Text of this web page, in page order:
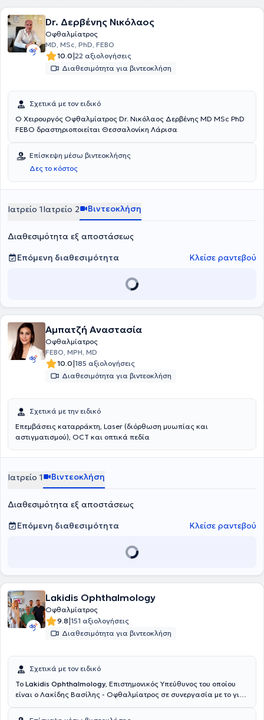
Dr. Δερβένης Νικόλαος
Οφθαλμίατρος
MD, MSc, PhD, FEBO
10.0|22 αξιολογήσεις
Διαθεσιμότητα για βιντεοκλήση
Σχετικά με τον ειδικό
Ο Χειρουργός Οφθαλμίατρος Dr. Νικόλαος Δερβένης MD MSc PhD
FEBO δραστηριοποιείται Θεσσαλονίκη Λάρισα
Επίσκεψη μέσω βιντεοκλήσης
Δες το κόστος
Ιατρείο 1Ιατρείο 2 Βιντεοκλήση
Διαθεσιμότητα εξ αποστάσεως
Επόμενη διαθεσιμότητα
Κλείσε ραντεβού
Αμπατζή Αναστασία
Οφθαλμίατρος
FEBO, MPH, MD
10.0|185 αξιολογήσεις
Διαθεσιμότητα για βιντεοκλήση
Σχετικά με την ειδικό
Επεμβάσεις καταρράκτη, Laser (διόρθωση μυωπίας και
αστιγματισμού), OCT και οπτικά πεδία
Ιατρείο 1 Βιντεοκλήση
Διαθεσιμότητα εξ αποστάσεως
Επόμενη διαθεσιμότητα
Κλείσε ραντεβού
Lakidis Ophthalmology
Οφθαλμίατρος
9.8|151 αξιολογήσεις
Διαθεσιμότητα για βιντεοκλήση
Σχετικά με τον ειδικό
Το Lakidis Ophthalmology, Επιστημονικός Υπεύθυνος του οποίου
είναι ο Λακίδης Βασίλης - Οφθαλμίατρος σε συνεργασία με το γιο
και βρίσκεται Θεσσαλονίκη. Είναι Διδάκτωρ της Ιατρικής Σχολής